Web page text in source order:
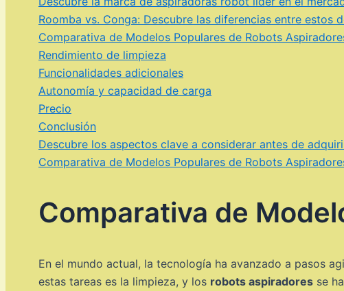
Roomba vs. Conga: Descubre las diferencias entre estos
Comparativa de Modelos Populares de Robots
Rendimiento de limpieza
Funcionalidades adicionales
Autonomía y capacidad de carga
Precio
Conclusión
Descubre los aspectos clave a considerar antes de
Comparativa de Modelos Populares de Robots
Comparativa de
En el mundo actual, la tecnología ha avanzado a pasos
estas tareas es la limpieza, y los robots aspiradores se